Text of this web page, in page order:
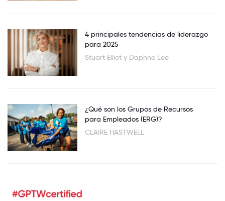
4 principales tendencias de liderazgo
para 2025
Stuart Elliot y Daphne Lee
¿Qué son los Grupos de Recursos
para Empleados (ERG)?
CLAIRE HASTWELL